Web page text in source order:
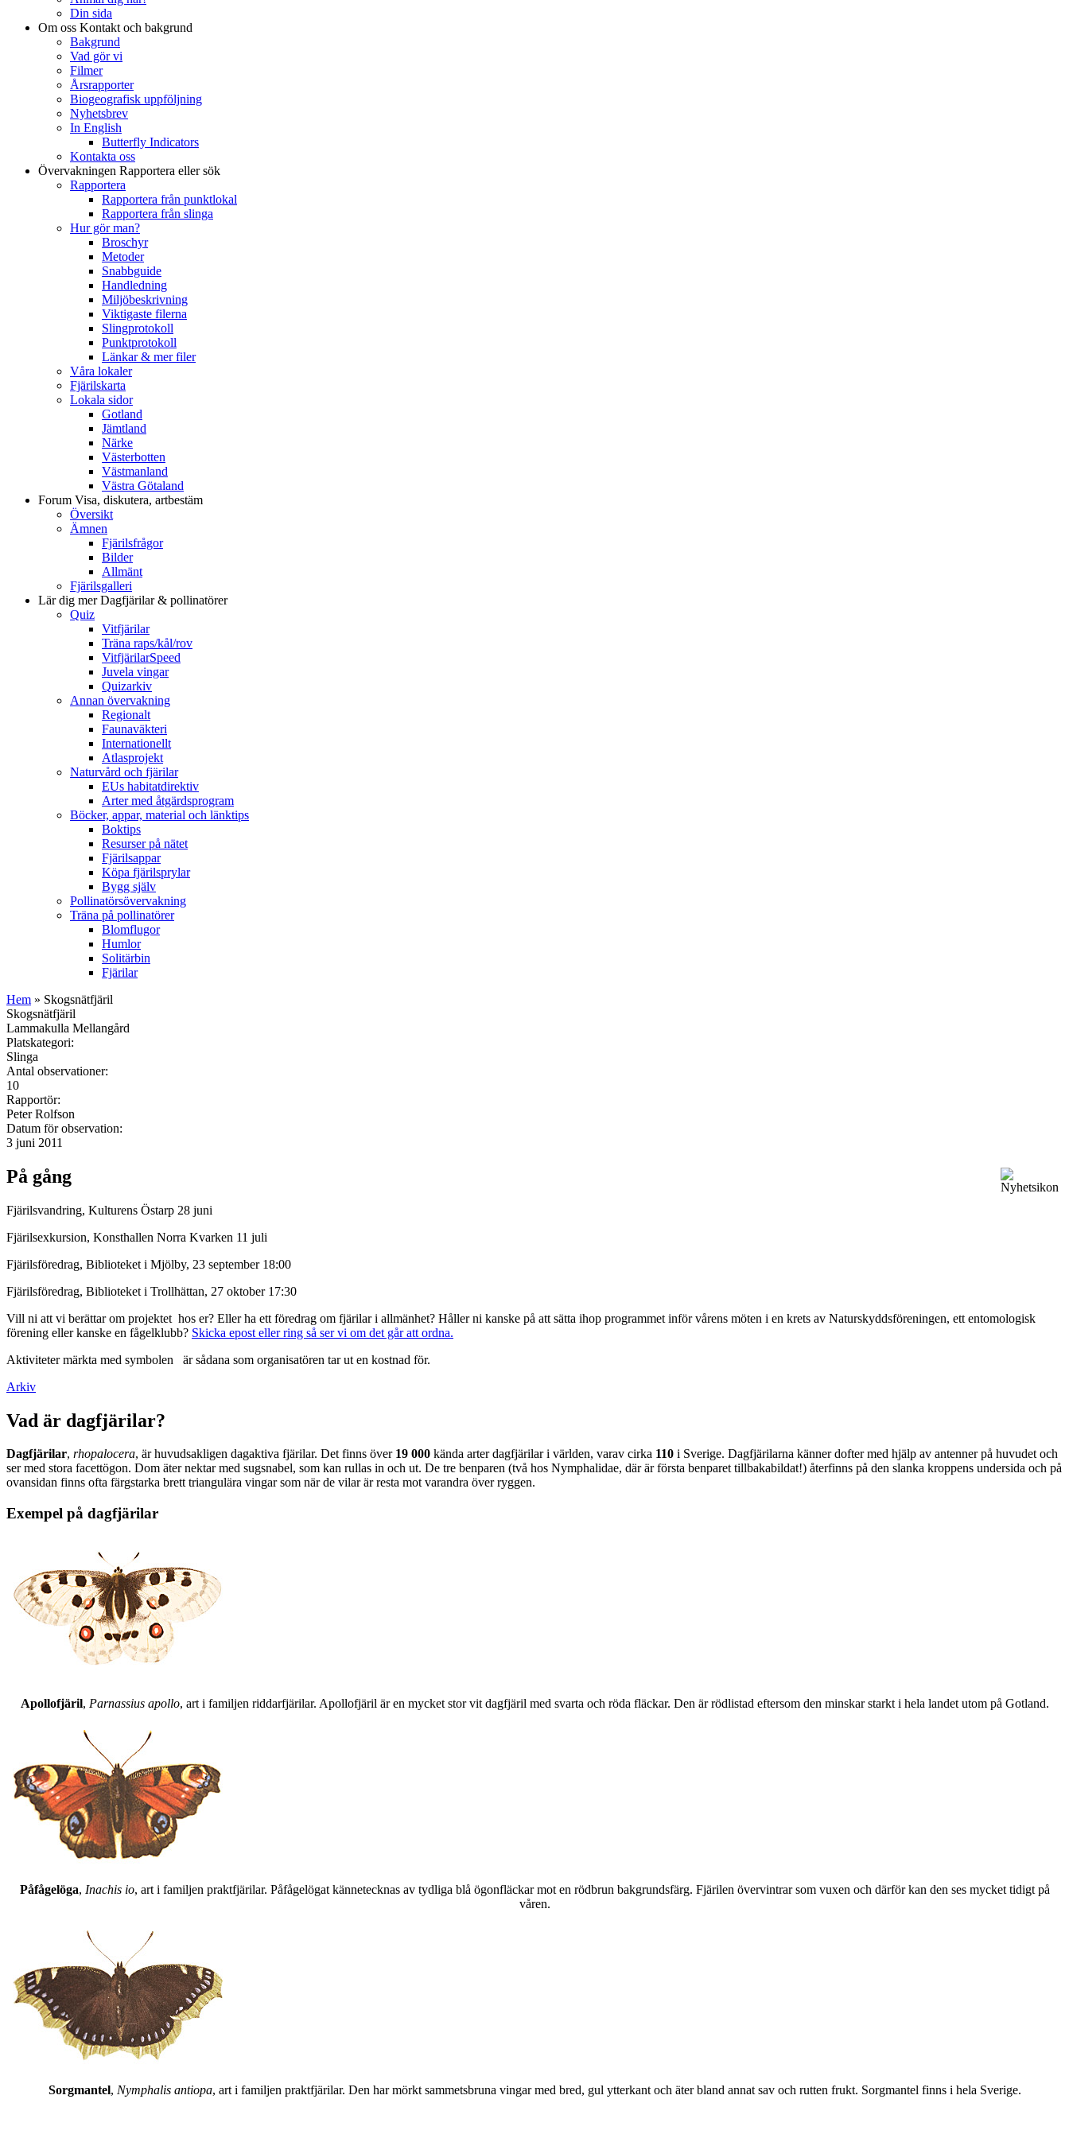
Din sida
Om oss Kontakt och bakgrund
Bakgrund
Vad gör vi
Filmer
Årsrapporter
Biogeografisk uppföljning
Nyhetsbrev
In English
Butterfly Indicators
Kontakta oss
Övervakningen Rapportera eller sök
Rapportera
Rapportera från punktlokal
Rapportera från slinga
Hur gör man?
Broschyr
Metoder
Snabbguide
Handledning
Miljöbeskrivning
Viktigaste filerna
Slingprotokoll
Punktprotokoll
Länkar & mer filer
Våra lokaler
Fjärilskarta
Lokala sidor
Gotland
Jämtland
Närke
Västerbotten
Västmanland
Västra Götaland
Forum Visa, diskutera, artbestäm
Översikt
Ämnen
Fjärilsfrågor
Bilder
Allmänt
Fjärilsgalleri
Lär dig merDagfjärilar & pollinatörer
Quiz
Vitfjärilar
Träna raps/kål/rov
VitfjärilarSpeed
Juvela vingar
Quizarkiv
Annan övervakning
Regionalt
Faunaväkteri
Internationellt
Atlasprojekt
Naturvård och fjärilar
EUs habitatdirektiv
Arter med åtgärdsprogram
Böcker, appar, material och länktips
Boktips
Resurser på nätet
Fjärilsappar
Köpa fjärilsprylar
Bygg själv
Pollinatörsövervakning
Träna på pollinatörer
Blomflugor
Humlor
Solitärbin
Fjärilar
Hem » Skogsnätfjäril
Skogsnätfjäril
Lammakulla Mellangård
Platskategori:
Slinga
Antal observationer:
10
Rapportör:
Peter Rolfson
Datum för observation:
3 juni 2011
På gång
Fjärilsvandring, Kulturens Östarp 28 juni
Fjärilsexkursion, Konsthallen Norra Kvarken 11 juli
Fjärilsföredrag, Biblioteket i Mjölby, 23 september 18:00
Fjärilsföredrag, Biblioteket i Trollhättan, 27 oktober 17:30
Vill ni att vi berättar om projektet hos er? Eller ha ett föredrag om fjärilar i allmänhet? Håller ni kanske på att sätta ihop programmet inför vårens möten i en krets av Naturskyddsföreningen, ett entomologisk
förening eller kanske en fågelklubb? Skicka epost eller ring så ser vi om det går att ordna.
Aktiviteter märkta med symbolen
är sådana som organisatören tar ut en kostnad för.
Arkiv
Vad är dagfjärilar?
Dagfjärilar, rhopalocera, är huvudsakligen dagaktiva fjärilar. Det finns över 19 000 kända arter dagfjärilar i världen, varav cirka 110 i Sverige. Dagfjärilarna känner dofter med hjälp av antenner på huvudet och
ser med stora facettögon. Dom äter nektar med sugsnabel, som kan rullas in och ut. De tre benparen (två hos Nymphalidae, där är första benparet tillbakabildat!) återfinns på den slanka kroppens undersida och på
ovansidan finns ofta färgstarka brett triangulära vingar som när de vilar är resta mot varandra över ryggen.
Exempel på dagfjärilar
Apollofjäril, Parnassius apollo, art i familjen riddarfjärilar. Apollofjäril är en mycket stor vit dagfjäril med svarta och röda fläckar. Den är rödlistad eftersom den minskar starkt i hela landet utom på Gotland.
Påfågelöga, Inachis io, art i familjen praktfjärilar. Påfågelögat kännetecknas av tydliga blå ögonfläckar mot en rödbrun bakgrundsfärg. Fjärilen övervintrar som vuxen och därför kan den ses mycket tidigt på
våren.
Sorgmantel, Nymphalis antiopa, art i familjen praktfjärilar. Den har mörkt sammetsbruna vingar med bred, gul ytterkant och äter bland annat sav och rutten frukt. Sorgmantel finns i hela Sverige.